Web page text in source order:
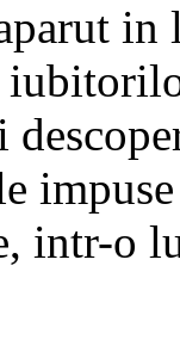
in
intr-o